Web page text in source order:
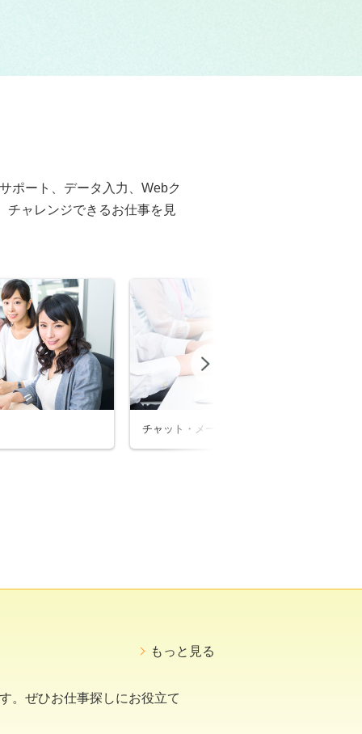
ポート、データ入力、Webク
チャレンジできるお仕事を見
チャット・メールサポート
。ぜひお仕事探しにお役立て
もっと見る